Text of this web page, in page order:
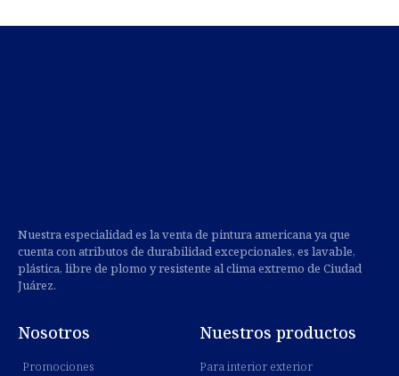
Nuestra especialidad es la venta de pintura americana ya que
cuenta con atributos de durabilidad excepcionales, es lavable,
plástica, libre de plomo y resistente al clima extremo de Ciudad
Juárez.
Nosotros
Promociones
Nuestros productos
Para interior exterior